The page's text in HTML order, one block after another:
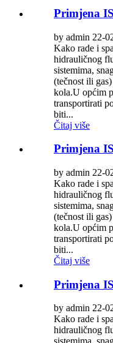
Primjena
by admin 22-
Kako rade i
hidrauličnog
sistemima,
(tečnost ili
kola.U općim
transportirati
biti...
Čitaj više
Primjena
by admin 22-
Kako rade i
hidrauličnog
sistemima,
(tečnost ili
kola.U općim
transportirati
biti...
Čitaj više
Primjena
by admin 22-
Kako rade i
hidrauličnog